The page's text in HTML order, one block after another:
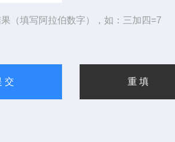
（填写阿拉伯数字），如：三加四=7